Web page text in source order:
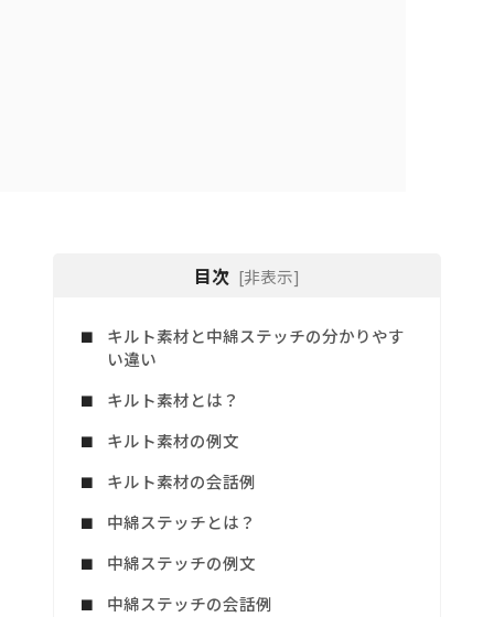
目次 [非表示]
キルト素材と中綿ステッチの分かりやす
い違い
キルト素材とは？
キルト素材の例文
キルト素材の会話例
中綿ステッチとは？
中綿ステッチの例文
中綿ステッチの会話例